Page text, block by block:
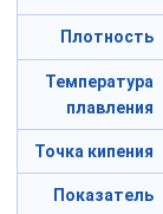
Плотность
Температура
плавления
Точка кипения
Показатель